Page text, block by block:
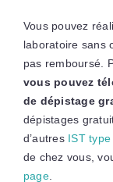
Vous pouvez
laboratoire sans
pas remboursé.
vous pouvez
de dépistage
dépistages
d’autres IST
de chez vous,
page.